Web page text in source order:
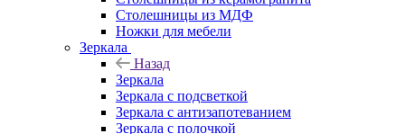
Столешницы из МДФ
Ножки для мебели
Зеркала
Назад
Зеркала
Зеркала с подсветкой
Зеркала с антизапотеванием
Зеркала с полочкой